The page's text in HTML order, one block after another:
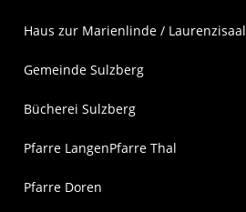
Haus zur Marienlinde / Laurenzisaal
Gemeinde Sulzberg
Bücherei Sulzberg
Pfarre LangenPfarre Thal
Pfarre Doren